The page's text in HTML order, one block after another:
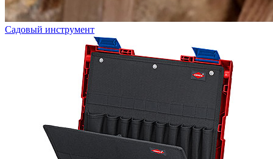
Садовый инструмент